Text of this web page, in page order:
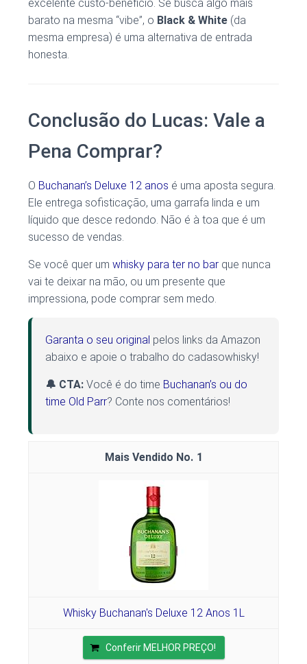
excelente custo-benefício. Se busca algo mais
barato na mesma “vibe”, o Black & White (da
mesma empresa) é uma alternativa de entrada
honesta.
Conclusão do Lucas: Vale a
Pena Comprar?
O Buchanan’s Deluxe 12 anos é uma aposta segura.
Ele entrega sofisticação, uma garrafa linda e um
líquido que desce redondo. Não é à toa que é um
sucesso de vendas.
Se você quer um whisky para ter no bar que nunca
vai te deixar na mão, ou um presente que
impressiona, pode comprar sem medo.
Garanta o seu original pelos links da Amazon
abaixo e apoie o trabalho do cadasowhisky!
🔔 CTA: Você é do time Buchanan’s ou do
time Old Parr? Conte nos comentários!
1
Whisky Buchanan's Deluxe 12 Anos 1L
Conferir MELHOR PREÇO!